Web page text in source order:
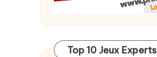
Top 10 Jeux Experts